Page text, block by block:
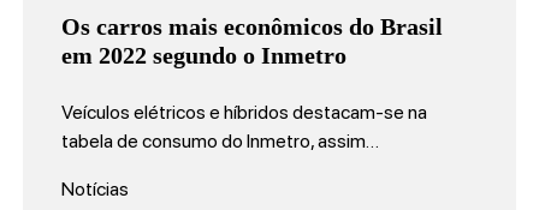
Os carros mais econômicos do Brasil
em 2022 segundo o Inmetro
Veículos elétricos e híbridos destacam-se na
tabela de consumo do Inmetro, assim…
Notícias